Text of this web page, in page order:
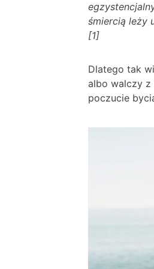
śmiercią leży
[1]
Dlatego tak
albo walczy z
poczucie